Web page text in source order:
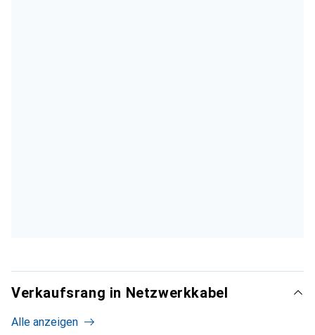
Verkaufsrang in Netzwerkkabel
Alle anzeigen